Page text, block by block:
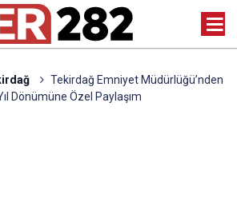
Tekirdağ Emniyet Müdürlüğü’nden
Dönümüne Özel Paylaşım